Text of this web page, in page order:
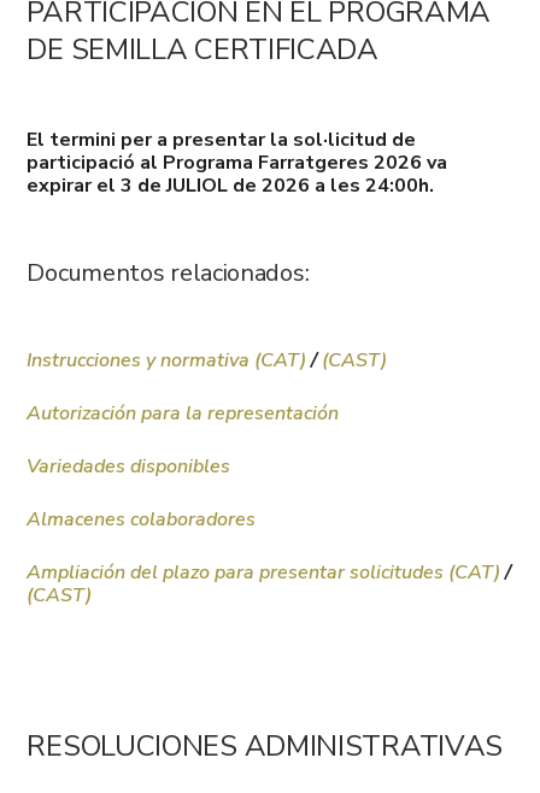
PARTICIPACIÓN EN EL PROGRAMA
DE SEMILLA CERTIFICADA
El termini per a presentar la sol·licitud de
participació al Programa Farratgeres 2026 va
expirar el 3 de JULIOL de 2026 a les 24:00h.
Documentos relacionados:
Instrucciones y normativa (CAT)/(CAST)
Autorización para la representación
Variedades disponibles
Almacenes colaboradores
Ampliación del plazo para presentar solicitudes (CAT)/
(CAST)
RESOLUCIONES ADMINISTRATIVAS